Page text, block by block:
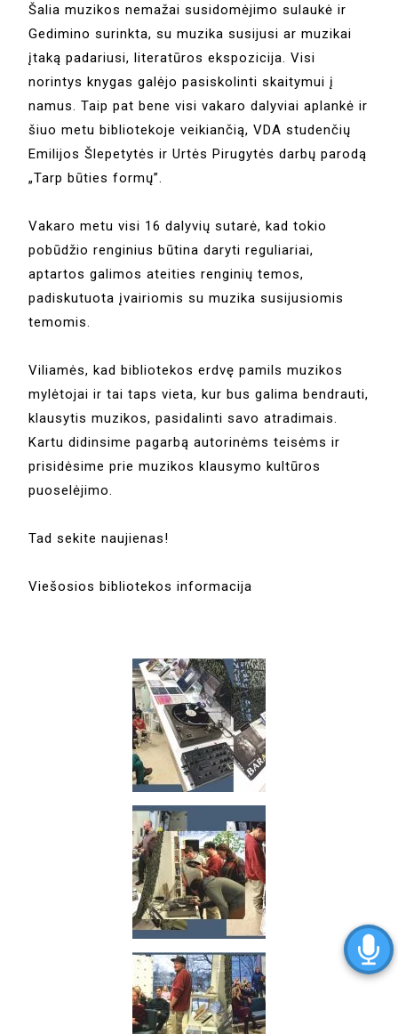
Šalia muzikos nemažai susidomėjimo sulaukė ir
Gedimino surinkta, su muzika susijusi ar muzikai
įtaką padariusi, literatūros ekspozicija. Visi
norintys knygas galėjo pasiskolinti skaitymui į
namus. Taip pat bene visi vakaro dalyviai aplankė ir
šiuo metu bibliotekoje veikiančią, VDA studenčių
Emilijos Šlepetytės ir Urtės Pirugytės darbų parodą
„Tarp būties formų”.
Vakaro metu visi 16 dalyvių sutarė, kad tokio
pobūdžio renginius būtina daryti reguliariai,
aptartos galimos ateities renginių temos,
padiskutuota įvairiomis su muzika susijusiomis
temomis.
Viliamės, kad bibliotekos erdvę pamils muzikos
mylėtojai ir tai taps vieta, kur bus galima bendrauti,
klausytis muzikos, pasidalinti savo atradimais.
Kartu didinsime pagarbą autorinėms teisėms ir
prisidėsime prie muzikos klausymo kultūros
puoselėjimo.
Tad sekite naujienas!
Viešosios bibliotekos informacija